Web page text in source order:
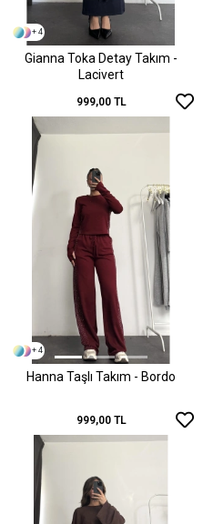
+ 4
Gianna Toka Detay Takım -
Lacivert
999,00 TL
+ 4
Hanna Taşlı Takım - Bordo
999,00 TL